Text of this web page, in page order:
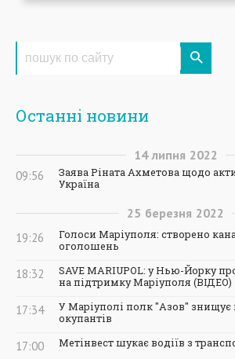
Останні новини
14 липня 2022
09:56
Заява Ріната Ахметова щодо
Україна
25 березня 2022
19:26
Голоси Маріуполя: створено
оголошень
18:32
SAVE MARIUPOL: у Нью-Йорку
на підтримку Маріуполя (ВІДЕО)
17:34
У Маріуполі полк "Азов" знищує
окупантів
17:00 Метінвест шукає водіїв з